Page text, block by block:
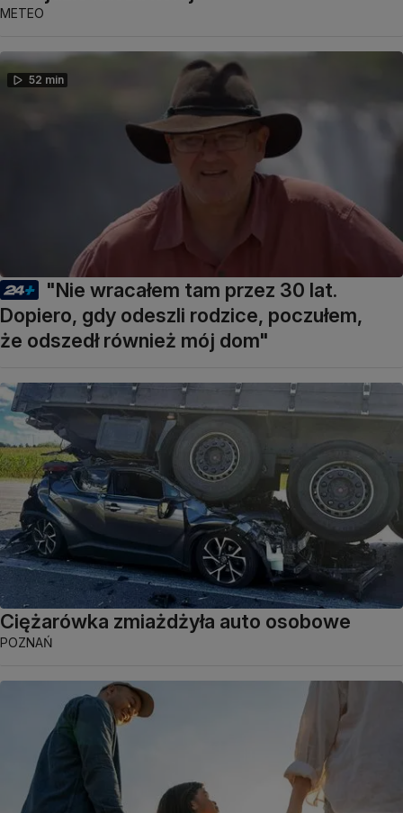
METEO
52 min
"Nie wracałem tam przez 30 lat.
Dopiero, gdy odeszli rodzice, poczułem,
że odszedł również mój dom"
Ciężarówka zmiażdżyła auto osobowe
POZNAŃ